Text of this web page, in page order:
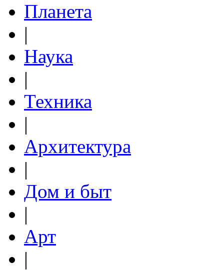
Планета
|
Наука
|
Техника
|
Архитектура
|
Дом и быт
|
Арт
|